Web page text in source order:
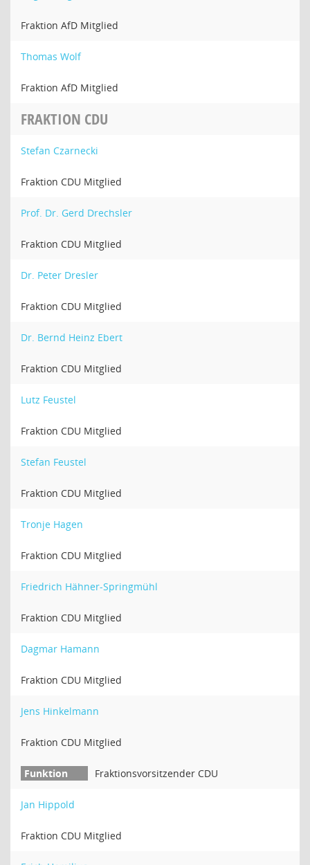
Fraktion AfD Mitglied
Thomas Wolf
Fraktion AfD Mitglied
FRAKTION CDU
Stefan Czarnecki
Fraktion CDU Mitglied
Prof. Dr. Gerd Drechsler
Fraktion CDU Mitglied
Dr. Peter Dresler
Fraktion CDU Mitglied
Dr. Bernd Heinz Ebert
Fraktion CDU Mitglied
Lutz Feustel
Fraktion CDU Mitglied
Stefan Feustel
Fraktion CDU Mitglied
Tronje Hagen
Fraktion CDU Mitglied
Friedrich Hähner-Springmühl
Fraktion CDU Mitglied
Dagmar Hamann
Fraktion CDU Mitglied
Jens Hinkelmann
Fraktion CDU Mitglied
Fraktionsvorsitzender CDU
Jan Hippold
Fraktion CDU Mitglied